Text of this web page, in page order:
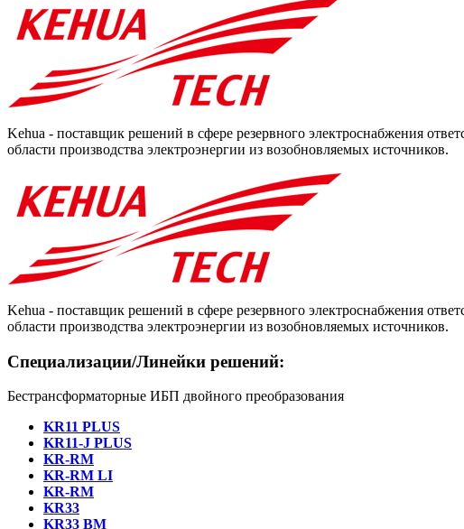
Kehua - поставщик решений в сфере резервного электроснабжения
области производства электроэнергии из возобновляемых источников.
Kehua - поставщик решений в сфере резервного электроснабжения
области производства электроэнергии из возобновляемых источников.
Специализации/Линейки решений:
Бестрансформаторные ИБП двойного преобразования
KR11 PLUS
KR11-J PLUS
KR-RM
KR-RM LI
KR-RM
KR33
KR33 BM